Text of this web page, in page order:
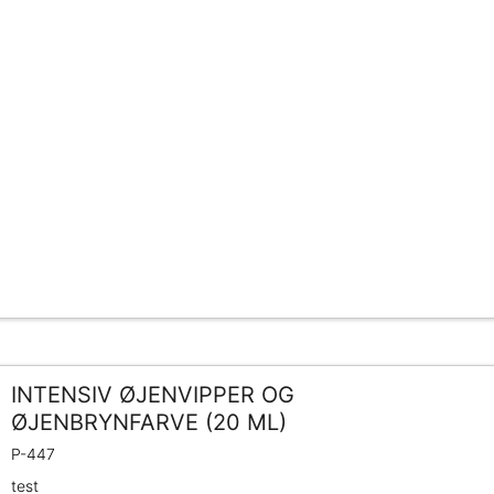
INTENSIV ØJENVIPPER OG
ØJENBRYNFARVE (20 ML)
P-447
test